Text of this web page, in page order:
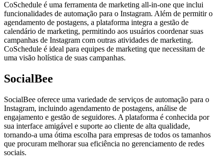
CoSchedule é uma ferramenta de marketing all-in-one que inclui
funcionalidades de automação para o Instagram. Além de permitir o
agendamento de postagens, a plataforma integra a gestão de
calendário de marketing, permitindo aos usuários coordenar suas
campanhas de Instagram com outras atividades de marketing.
CoSchedule é ideal para equipes de marketing que necessitam de
uma visão holística de suas campanhas.
SocialBee
SocialBee oferece uma variedade de serviços de automação para o
Instagram, incluindo agendamento de postagens, análise de
engajamento e gestão de seguidores. A plataforma é conhecida por
sua interface amigável e suporte ao cliente de alta qualidade,
tornando-a uma ótima escolha para empresas de todos os tamanhos
que procuram melhorar sua eficiência no gerenciamento de redes
sociais.